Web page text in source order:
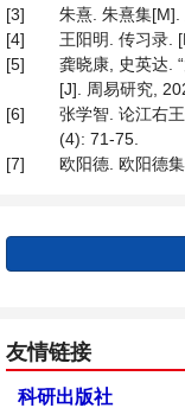
[3]
朱熹. 朱熹集[M].
[4]
王阳明. 传习录.
[5]
龚晓康, 史英达.
[J]. 周易研究,
[6]
张学智. 论江右
(4): 71-75.
[7]
欧阳德. 欧阳德
友情链接
科研出版社